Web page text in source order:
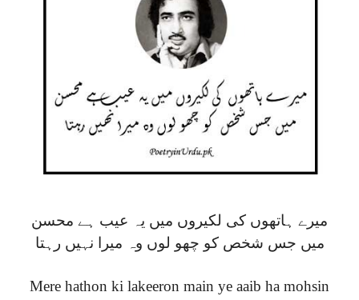
میرے ہاتھوں کی لکیروں میں یہ عیب ہے محسن
میں جس شخص کو چھو لوں وہ میرا نہیں رہتا
Mere hathon ki lakeeron main ye aaib ha mohsin